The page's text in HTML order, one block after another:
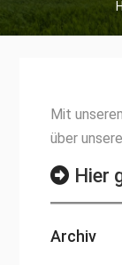
Mit
über
Hier
Archiv